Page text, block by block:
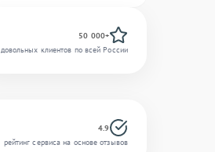
50 000+
довольных клиентов по всей России
4.9
рейтинг сервиса на основе отзывов